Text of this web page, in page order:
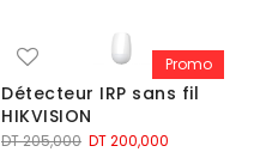
Promo
Détecteur IRP sans fil
HIKVISION
DT205,000 Le
DT200,000